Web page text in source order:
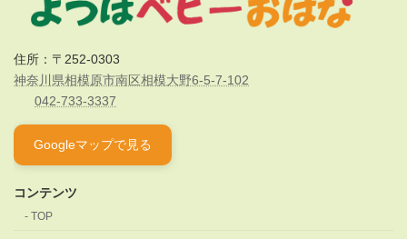
住所：〒252-0303
神奈川県相模原市南区相模大野6-5-7-102
042-733-3337
Googleマップで見る
コンテンツ
TOP